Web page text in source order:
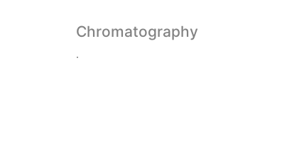
Chromatography
.